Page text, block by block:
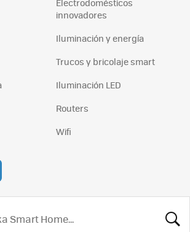
innovadores
Iluminación y energía
Trucos y bricolaje smart
Iluminación LED
Routers
Wifi